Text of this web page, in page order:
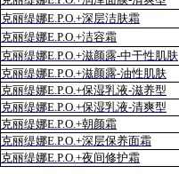
克丽缇娜E.P.O.+深层洁肤霜
克丽缇娜E.P.O.+洁容霜
克丽缇娜E.P.O.+滋颜露-中干性肌肤
克丽缇娜E.P.O.+滋颜露-油性肌肤
克丽缇娜E.P.O.+保湿乳液-滋养型
克丽缇娜E.P.O.+保湿乳液-清爽型
克丽缇娜E.P.O.+朝颜霜
克丽缇娜E.P.O.+深层保养面霜
克丽缇娜E.P.O.+夜间修护霜